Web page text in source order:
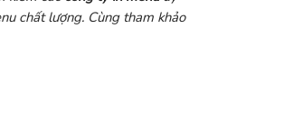
chất lượng. Cùng tham khảo